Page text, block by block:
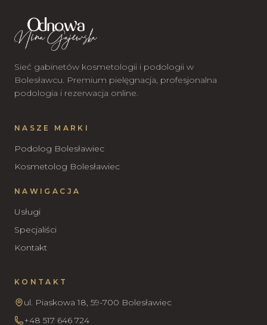
Sieć gabinetów kosmetologii i podologii w
Bolesławcu. Premium pielęgnacja, profesjonalna
podologia i rezerwacja online.
NASZE MARKI
Podolog Bolesławiec
Kosmetolog Bolesławiec
NAWIGACJA
Usługi
Specjaliści
Kontakt
KONTAKT
ul. Piaskowa 18, 59-700 Bolesławiec
+48 517 646 724